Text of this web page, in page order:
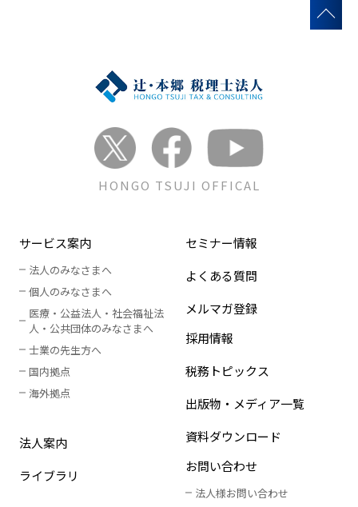
HONGO TSUJI OFFICAL
サービス案内
法人のみなさまへ
個人のみなさまへ
医療・公益法人・社会福祉法
人 ・ 公共団体のみなさまへ
士業の先生方へ
国内拠点
海外拠点
法人案内
ライブラリ
セミナー情報
よくある質問
メルマガ登録
採用情報
税務トピックス
出版物・メディア一覧
資料ダウンロード
お問い合わせ
法人様お問い合わせ